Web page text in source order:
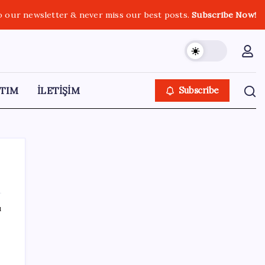
our newsletter & never miss our best posts.Subscribe Now!
İLETİŞİM Subscribe